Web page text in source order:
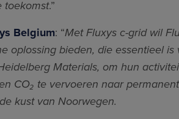
toekomst.”
Belgium: “Met Fluxys c-grid wil
oplossing bieden, die essentieel is
Materials, om hun
CO₂ te vervoeren naar
kust van Noorwegen.